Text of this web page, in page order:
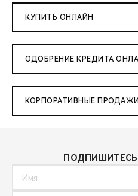
КУПИТЬ ОНЛАЙН
ОДОБРЕНИЕ КРЕДИТА
КОРПОРАТИВНЫЕ ПРОДАЖИ